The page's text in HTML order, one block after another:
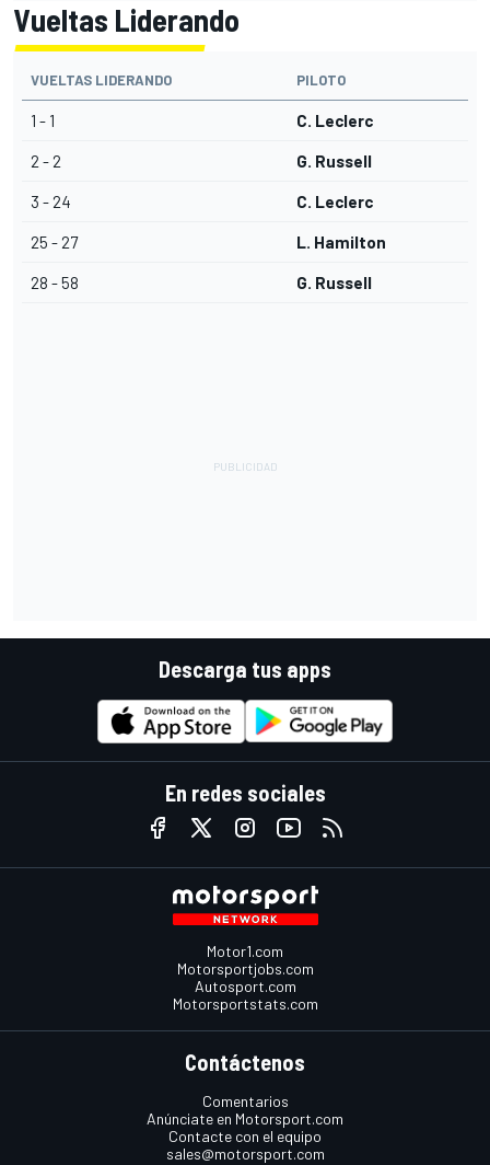
Vueltas Liderando
VUELTAS LIDERANDO PILOTO
1 - 1 C. Leclerc
2 - 2 G. Russell
3 - 24 C. Leclerc
25 - 27 L. Hamilton
28 - 58 G. Russell
Descarga tus apps
En redes sociales
Motor1.com
Motorsportjobs.com
Autosport.com
Motorsportstats.com
Contáctenos
Comentarios
Anúnciate en Motorsport.com
Contacte con el equipo
sales@motorsport.com